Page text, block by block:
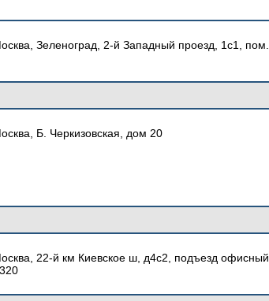
Зеленоград, 2-й Западный проезд, 1с1, пом.
Б. Черкизовская, дом 20
22-й км Киевское ш, д4с2, подъезд офисный